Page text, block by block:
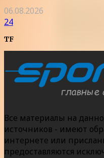
06.08.2026
24
TF
Все материалы на
источников - имеют
интернете или
предоставляются